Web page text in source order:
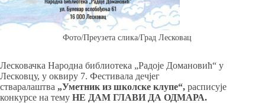
Фото/Преузета слика/Град Лесковац
Лесковачка Народна библиотека „Радоје Домановић“ у
Лесковцу, у оквиру 7. Фестивала дечјег
стваралаштва „Уметник из школске клупе“, расписује
конкурсе на тему НЕ ДАМ ГЛАВИ ДА ОДМАРА.